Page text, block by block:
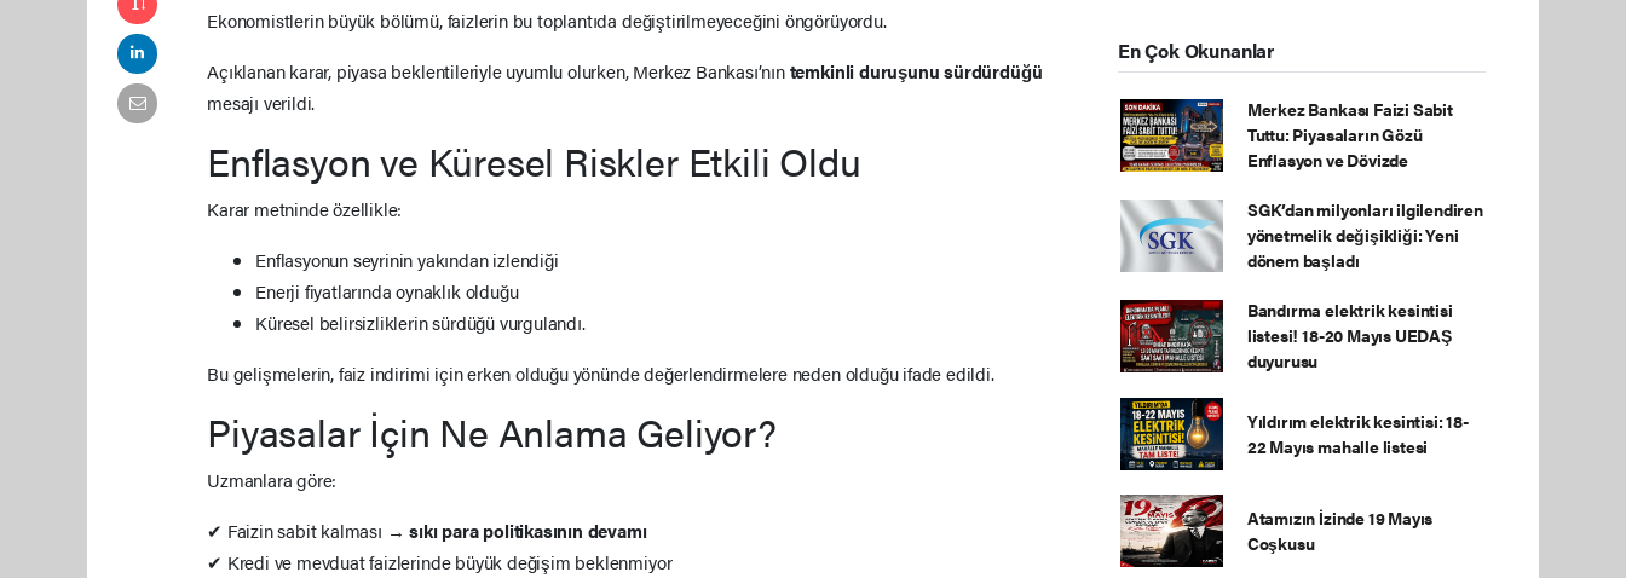
Ekonomistlerin büyük bölümü, faizlerin bu toplantıda değiştirilmeyeceğini öngörüyordu.
Açıklanan karar, piyasa beklentileriyle uyumlu olurken, Merkez Bankası’nıntemkinli duruşunu sürdürdüğü
mesajı verildi.
Enflasyon ve Küresel Riskler Etkili Oldu
Karar metninde özellikle:
Enflasyonun seyrinin yakından izlendiği
Enerji fiyatlarında oynaklık olduğu
Küresel belirsizliklerin sürdüğü vurgulandı.
Bu gelişmelerin, faiz indirimi için erken olduğu yönünde değerlendirmelere neden olduğu ifade edildi.
Piyasalar İçin Ne Anlama Geliyor?
Uzmanlara göre:
✔ Faizin sabit kalması →sıkı para politikasının devamı
✔ Kredi ve mevduat faizlerinde büyük değişim beklenmiyor
En Çok Okunanlar
Merkez Bankası Faizi Sabit
Tuttu: Piyasaların Gözü
Enflasyon ve Dövizde
SGK’dan milyonları ilgilendiren
yönetmelik değişikliği: Yeni
dönem başladı
Bandırma elektrik kesintisi
listesi! 18-20 Mayıs UEDAŞ
duyurusu
Yıldırım elektrik kesintisi: 18-
22 Mayıs mahalle listesi
Atamızın İzinde 19 Mayıs
Coşkusu